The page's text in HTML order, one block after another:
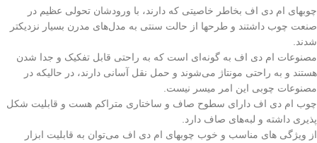
چوبهای ام دی اف بخاطر خاصیتی که دارند، با ورودشان تحولی عظیم در
صنعت چوب داشتند و طرحها از حالت سنتی به مدل‌های مدرن بسیار نزدیکتر
شدند.
مصنوعات ام دی اف به گونه‌ای است که به راحتی قابل تفکیک و جدا شدن
هستند و به راحتی مونتاژ می‌شوند و حمل نقل آسانی دارند، در حالیکه در
مصنوعات چوبی این امر میسر نیست.
چوب ام دی اف دارای سطوح صاف و ساختاری متراکم هست و قابلیت شکل
پذیری داشته و لبه‌های صاف دارد.
از ویژگی های مناسب و خوب چوبهای ام دی اف می‌توان به قابلیت ابزار